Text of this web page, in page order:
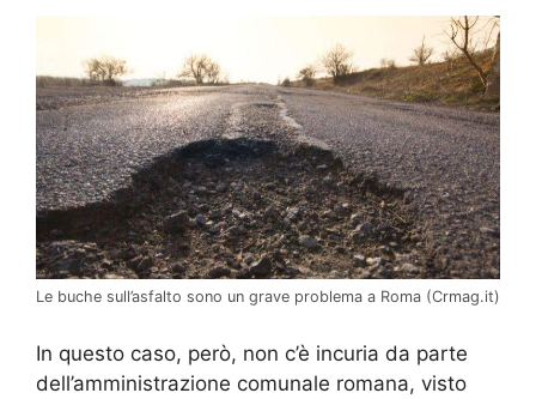
Le buche sull’asfalto sono un grave problema a Roma (Crmag.it)
In questo caso, però, non c’è incuria da parte
dell’amministrazione comunale romana, visto